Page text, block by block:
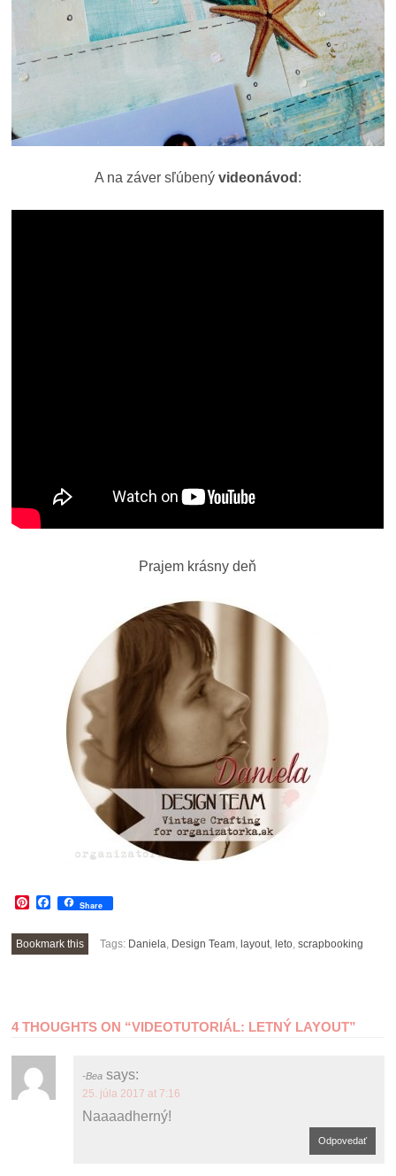
A na záver sľúbený videonávod :
Prajem krásny deň
Pinterest
Facebook
Share
Bookmark this Tags: Daniela, Design Team, layout, leto,scrapbooking
4 THOUGHTS ON “VIDEOTUTORIÁL: LETNÝ LAYOUT”
Bea says:
25. júla 2017 at 7:16
Naaaadherný!
Odpovedať